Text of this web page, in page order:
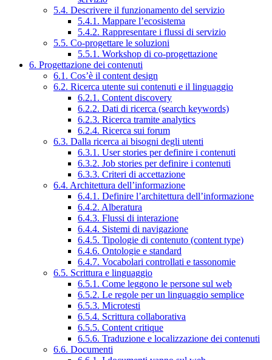
5.4. Descrivere il funzionamento del servizio
5.4.1. Mappare l’ecosistema
5.4.2. Rappresentare i flussi di servizio
5.5. Co-progettare le soluzioni
5.5.1. Workshop di co-progettazione
6. Progettazione dei contenuti
6.1. Cos’è il content design
6.2. Ricerca utente sui contenuti e il linguaggio
6.2.1. Content discovery
6.2.2. Dati di ricerca (search keywords)
6.2.3. Ricerca tramite analytics
6.2.4. Ricerca sui forum
6.3. Dalla ricerca ai bisogni degli utenti
6.3.1. User stories per definire i contenuti
6.3.2. Job stories per definire i contenuti
6.3.3. Criteri di accettazione
6.4. Architettura dell’informazione
6.4.1. Definire l’architettura dell’informazione
6.4.2. Alberatura
6.4.3. Flussi di interazione
6.4.4. Sistemi di navigazione
6.4.5. Tipologie di contenuto (content type)
6.4.6. Ontologie e standard
6.4.7. Vocabolari controllati e tassonomie
6.5. Scrittura e linguaggio
6.5.1. Come leggono le persone sul web
6.5.2. Le regole per un linguaggio semplice
6.5.3. Microtesti
6.5.4. Scrittura collaborativa
6.5.5. Content critique
6.5.6. Traduzione e localizzazione dei contenuti
6.6. Documenti